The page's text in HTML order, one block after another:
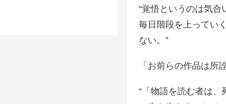
“覚悟というのは気合
毎日階段を上ってい
ない。”
「お前らの作品は所
“「物語を読む者は、